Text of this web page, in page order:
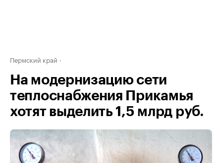
Пермский край
На модернизацию сети
теплоснабжения Прикамья
хотят выделить 1,5 млрд руб.